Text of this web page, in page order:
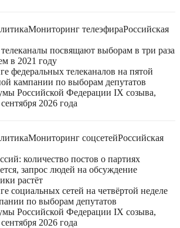
Мониторинг телеэфираРоссийская
посвящают выборам в три раза
в 2021 году
федеральных телеканалов на пятой
кампании по выборам депутатов
Российской Федерации IX созыва,
2026 года
Мониторинг соцсетейРоссийская
количество постов о партиях
запрос людей на обсуждение
растёт
социальных сетей на четвёртой неделе
по выборам депутатов
Российской Федерации IX созыва,
2026 года